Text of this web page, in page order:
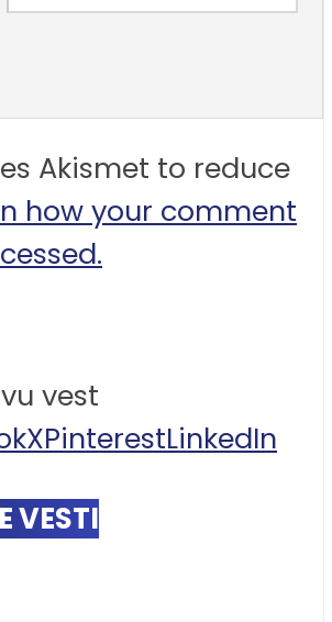
Akismet to reduce
how your comment
vest
XPinterestLinkedIn
VESTI